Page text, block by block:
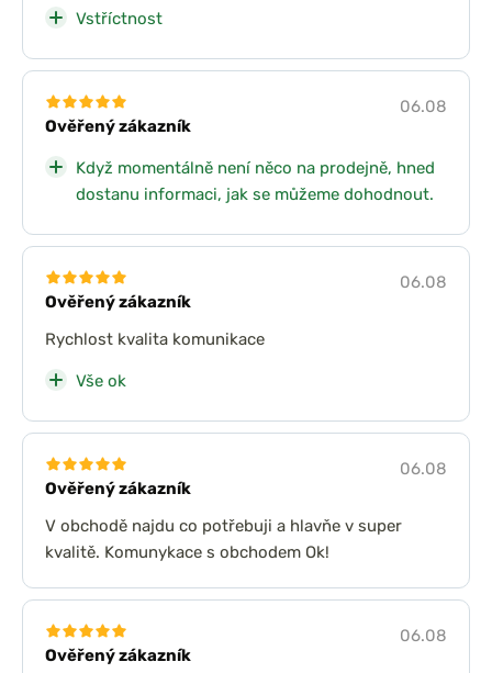
Vstříctnost
Ověřený zákazník
06.08
Když momentálně není něco na prodejně, hned
dostanu informaci, jak se můžeme dohodnout.
Ověřený zákazník
06.08
Rychlost kvalita komunikace
Vše ok
Ověřený zákazník
06.08
V obchodě najdu co potřebuji a hlavňe v super
kvalitě. Komunykace s obchodem Ok!
Ověřený zákazník
06.08